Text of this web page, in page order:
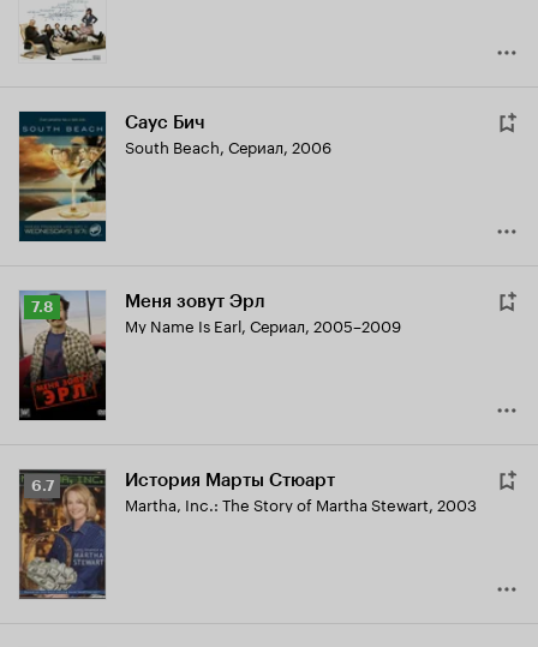
Саус Бич
South Beach, Сериал, 2006
Рейтинг
Кинопоиска
7.8
7.8 Меня зовут Эрл
My Name Is Earl, Сериал, 2005–2009
Рейтинг
Кинопоиска
6.7
6.7 История Марты Стюарт
Martha, Inc.: The Story of Martha Stewart, 2003